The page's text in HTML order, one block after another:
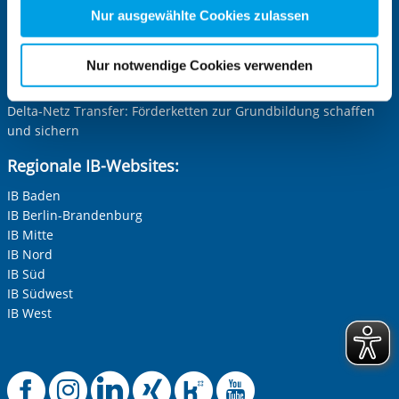
Zwecke entscheiden und Ihre erteilte Einwilligung stets
für die Zukunft widerrufen. Bitte beachten Sie: Ihre
Cookies, die erforderlich zur Bereitstellung der von Ihnen
aufgerufenen und somit gewünschten Website-
Funktionen sind. Diese Cookies setzen wir aufgrund
Einwilligung.
Nur ausgewählte Cookies zulassen
Nur notwendige Cookies verwenden
Inklusion leben und erleben im IB
Der nachhaltige IB
IB Menschsein stärken
Delta-Netz Transfer: Förderketten zur Grundbildung schaffen
und sichern
Regionale IB-Websites:
IB Baden
IB Berlin-Brandenburg
IB Mitte
IB Nord
IB Süd
IB Südwest
IB West